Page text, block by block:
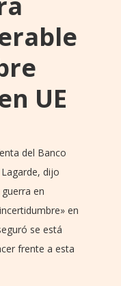
UE
del Banco
dijo
en
en
se está
frente a esta